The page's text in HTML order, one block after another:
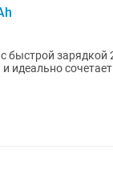
быстрой зарядкой